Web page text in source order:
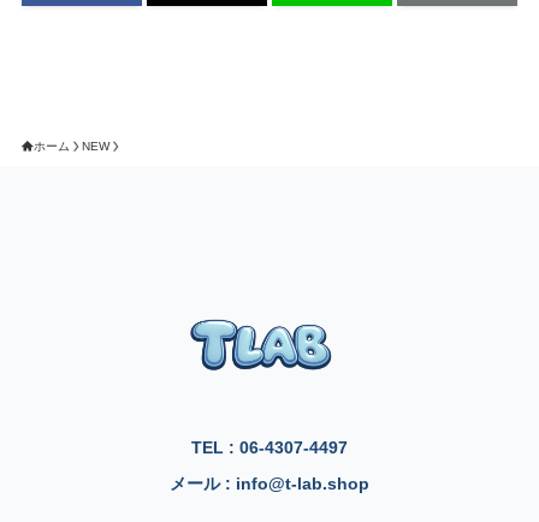
ホーム NEW
TEL : 06-4307-4497
メール : info@t-lab.shop